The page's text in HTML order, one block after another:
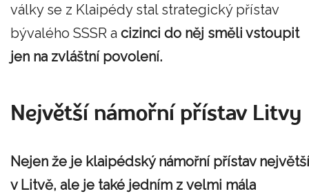
války se z Klaipédy stal strategický přístav
bývalého SSSR a cizinci do něj směli vstoupit
jen na zvláštní povolení.
Největší námořní přístav Litvy
Nejen že je klaipédský námořní přístav největší
v Litvě, ale je také jedním z velmi mála